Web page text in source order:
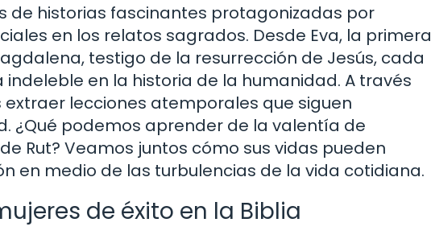
de historias fascinantes protagonizadas por
en los relatos sagrados. Desde Eva, la primera
testigo de la resurrección de Jesús, cada
en la historia de la humanidad. A través
lecciones atemporales que siguen
¿Qué podemos aprender de la valentía de
Rut? Veamos juntos cómo sus vidas pueden
en medio de las turbulencias de la vida cotidiana.
de éxito en la Biblia